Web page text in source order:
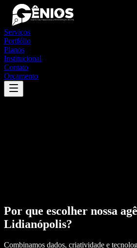
Serviços
Portfólio
Planos
Institucional
Contato
Orçamento
Por que escolher nossa
Lidianópolis?
Combinamos dados, criatividade e